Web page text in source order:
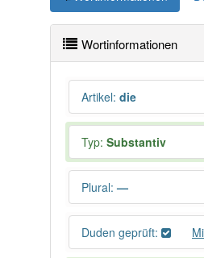
Wortinformationen
Artikel: die
Typ: Substantiv
Plural: —
Duden geprüft: